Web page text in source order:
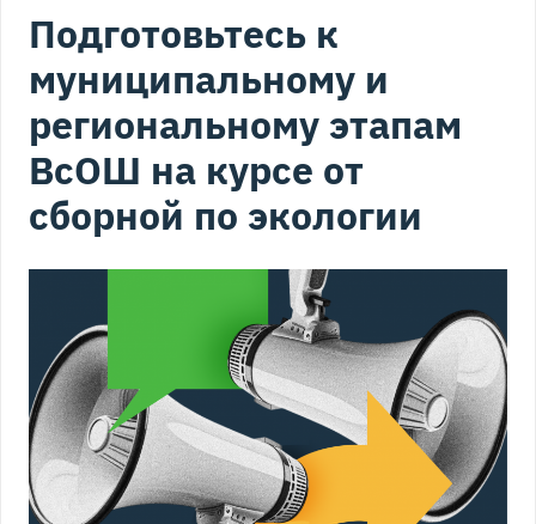
Подготовьтесь к
муниципальному и
региональному этапам
ВсОШ на курсе от
сборной по экологии